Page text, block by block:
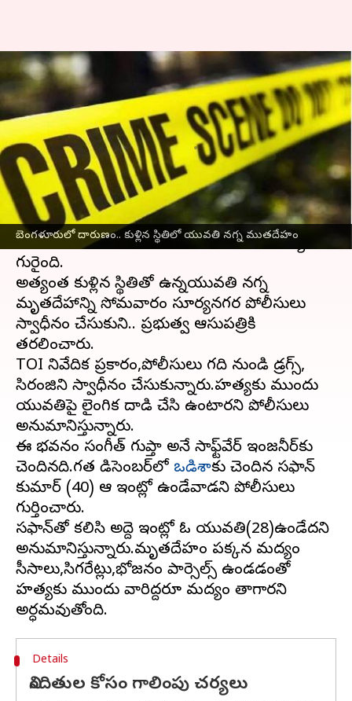
బెంగళూరులో దారుణం.. కుళ్లిన స్థితిలో యువతి నగ్న ముతదేహం
Bengaluru Shocker: బెంగళూరులో
దారుణం.. కుళ్లిన స్థితిలో యువతి
నగ్న ముతదేహం
వ్రాసిన వారు Sirish Praharaju Mar 13, 2024 11:09 am
ఈ వార్తాకథనం ఏంటి
బెంగళూరులోని చందాపురలోని హెడ్‌మాస్టర్‌ లేఔట్‌ లో
సోమవారం ఉదయం ఒక మహిళ దారుణ హత్యకు
గురైంది.
అత్యంత కుళ్లిన స్థితితో ఉన్నయువతి నగ్న
మృతదేహాన్ని సోమవారం సూర్యనగర పోలీసులు
స్వాధీనం చేసుకుని.. ప్రభుత్వ ఆసుపత్రికి
తరలించారు.
TOI నివేదిక ప్రకారం,పోలీసులు గది నుండి డ్రగ్స్,
సిరంజిని స్వాధీనం చేసుకున్నారు.హత్యకు ముందు
యువతిపై లైంగిక దాడి చేసి ఉంటారని పోలీసులు
అనుమానిస్తున్నారు.
ఈ భవనం సంగీత్ గుప్తా అనే సాఫ్ట్‌వేర్ ఇంజనీర్‌కు
చెందినది.గత డిసెంబర్‌లో ఒడిశాకు చెందిన సఫాన్‌
కుమార్‌ (40) ఆ ఇంట్లో ఉండేవాడని పోలీసులు
గుర్తించారు.
సఫాన్‌తో కలిసి అద్దె ఇంట్లో ఓ యువతి(28)ఉండేదని
అనుమానిస్తున్నారు.మృతదేహం పక్కన మద్యం
సీసాలు,సిగరేట్లు,భోజనం పార్సెల్స్ ఉండడంతో
హత్యకు ముందు వారిద్దరూ మద్యం తాగారని
Details
నిందితుల కోసం గాలింపు చర్యలు